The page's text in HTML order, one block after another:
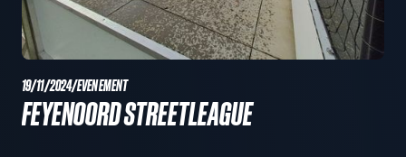
19/11/2024/EVENEMENT
FEYENOORD STREETLEAGUE